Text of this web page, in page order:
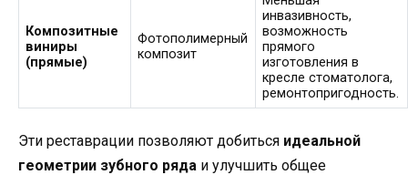
Композитные
виниры
(прямые)
Фотополимерный
композит
инвазивность,
возможность
прямого
изготовления в
кресле стоматолога,
ремонтопригодность.
Эти реставрации позволяют добиться идеальной
геометрии зубного ряда и улучшить общее